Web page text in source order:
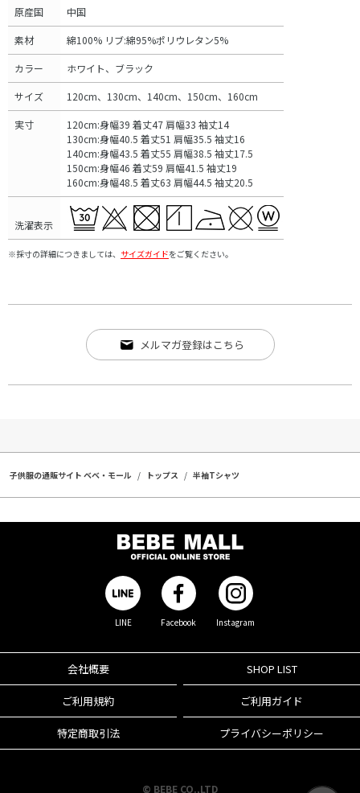
原産国 中国
素材 綿100% リブ:綿95%ポリウレタン5%
カラー ホワイト、ブラック
サイズ 120cm、130cm、140cm、150cm、160cm
実寸
120cm:身幅39 着丈47 肩幅33 袖丈14
130cm:身幅40.5 着丈51 肩幅35.5 袖丈16
140cm:身幅43.5 着丈55 肩幅38.5 袖丈17.5
150cm:身幅46 着丈59 肩幅41.5 袖丈19
160cm:身幅48.5 着丈63 肩幅44.5 袖丈20.5
洗濯表示
※採寸の詳細につきましては、 サイズガイドをご覧ください。
メルマガ登録はこちら
子供服の通販サイト ベベ・モール トップス 半袖Tシャツ
LINE Facebook Instagram
会社概要 SHOP LIST
ご利用規約 ご利用ガイド
特定商取引法 プライバシーポリシー
© BEBE CO.,LTD